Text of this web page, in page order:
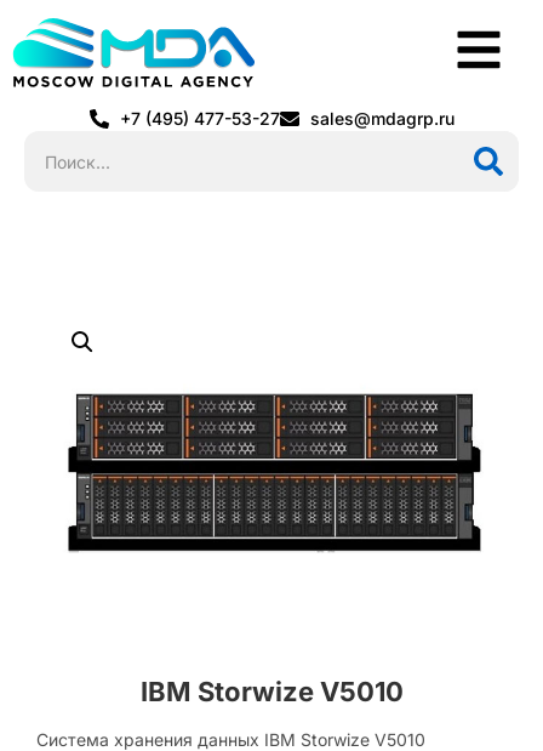
+7 (495) 477-53-27 sales@mdagrp.ru
IBM Storwize V5010
Система хранения данных IBM Storwize V5010